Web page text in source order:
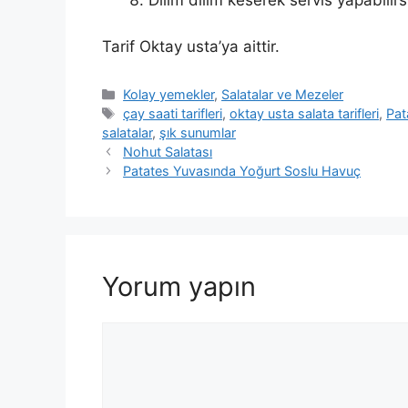
Tarif Oktay usta’ya aittir.
Kategoriler
Kolay yemekler, Salatalar ve Mezeler
Etiketler
çay saati tarifleri,oktay usta salata tarifleri,
salatalar, şık sunumlar
Nohut Salatası
Patates Yuvasında Yoğurt Soslu Havuç
Yorum yapın